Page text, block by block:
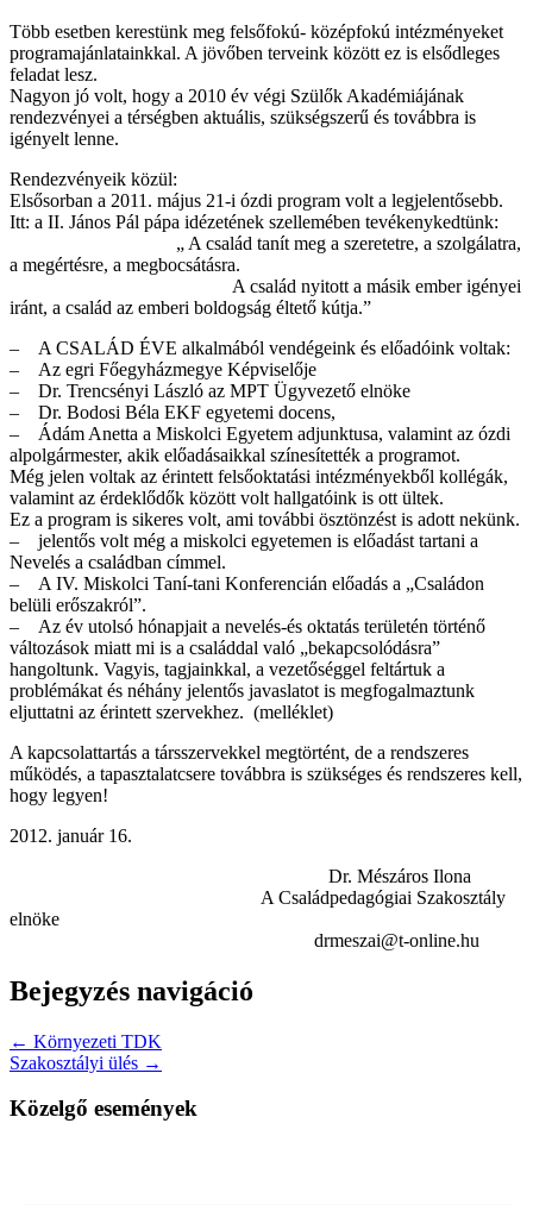
Több esetben kerestünk meg felsőfokú- középfokú intézményeket
programajánlatainkkal. A jövőben terveink között ez is elsődleges
feladat lesz.
Nagyon jó volt, hogy a 2010 év végi Szülők Akadémiájának
rendezvényei a térségben aktuális, szükségszerű és továbbra is
igényelt lenne.
Rendezvényeik közül:
Elsősorban a 2011. május 21-i ózdi program volt a legjelentősebb.
Itt: a II. János Pál pápa idézetének szellemében tevékenykedtünk:
„ A család tanít meg a szeretetre, a szolgálatra,
a megértésre, a megbocsátásra.
A család nyitott a másik ember igényei
iránt, a család az emberi boldogság éltető kútja.”
– A CSALÁD ÉVE alkalmából vendégeink és előadóink voltak:
– Az egri Főegyházmegye Képviselője
– Dr. Trencsényi László az MPT Ügyvezető elnöke
– Dr. Bodosi Béla EKF egyetemi docens,
– Ádám Anetta a Miskolci Egyetem adjunktusa, valamint az ózdi
alpolgármester, akik előadásaikkal színesítették a programot.
Még jelen voltak az érintett felsőoktatási intézményekből kollégák,
valamint az érdeklődők között volt hallgatóink is ott ültek.
Ez a program is sikeres volt, ami további ösztönzést is adott nekünk.
– jelentős volt még a miskolci egyetemen is előadást tartani a
Nevelés a családban címmel.
– A IV. Miskolci Taní-tani Konferencián előadás a „Családon
belüli erőszakról”.
– Az év utolsó hónapjait a nevelés-és oktatás területén történő
változások miatt mi is a családdal való „bekapcsolódásra”
hangoltunk. Vagyis, tagjainkkal, a vezetőséggel feltártuk a
problémákat és néhány jelentős javaslatot is megfogalmaztunk
eljuttatni az érintett szervekhez. (melléklet)
A kapcsolattartás a társszervekkel megtörtént, de a rendszeres
működés, a tapasztalatcsere továbbra is szükséges és rendszeres kell,
hogy legyen!
2012. január 16.
Dr. Mészáros Ilona
A Családpedagógiai Szakosztály
elnöke
drmeszai@t-online.hu
Bejegyzés navigáció
← Környezeti TDK
Szakosztályi ülés →
Közelgő események